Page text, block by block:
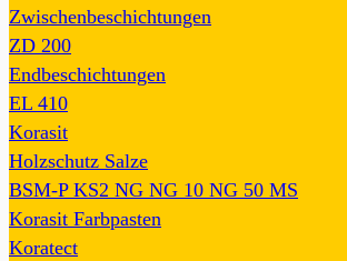
Zwischenbeschichtungen
ZD 200
Endbeschichtungen
EL 410
Korasit
Holzschutz Salze
BSM-P KS2 NG NG 10 NG 50 MS
Korasit Farbpasten
Koratect